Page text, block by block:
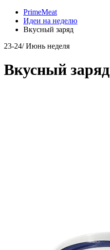
PrimeMeat
Идеи на неделю
Вкусный заряд
23-24/ Июнь неделя
Вкусный заряд